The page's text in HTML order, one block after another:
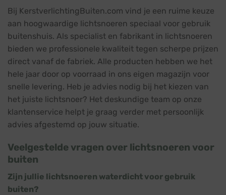
Bij KerstverlichtingBuiten.com vind je een ruime keuze
aan hoogwaardige lichtsnoeren speciaal voor gebruik
buitenshuis. Als specialist en fabrikant in lichtsnoeren
bieden we professionele kwaliteit tegen scherpe prijzen
direct vanaf de fabriek. Alle producten hebben we het
hele jaar door op voorraad in ons eigen magazijn voor
snelle levering. Heb je advies nodig bij het kiezen van
het juiste lichtsnoer? Het deskundige team op onze
klantenservice helpt je graag verder met persoonlijk
advies afgestemd op jouw situatie.
Veelgestelde vragen over lichtsnoeren voor
buiten
Zijn jullie lichtsnoeren waterdicht voor gebruik
buiten?